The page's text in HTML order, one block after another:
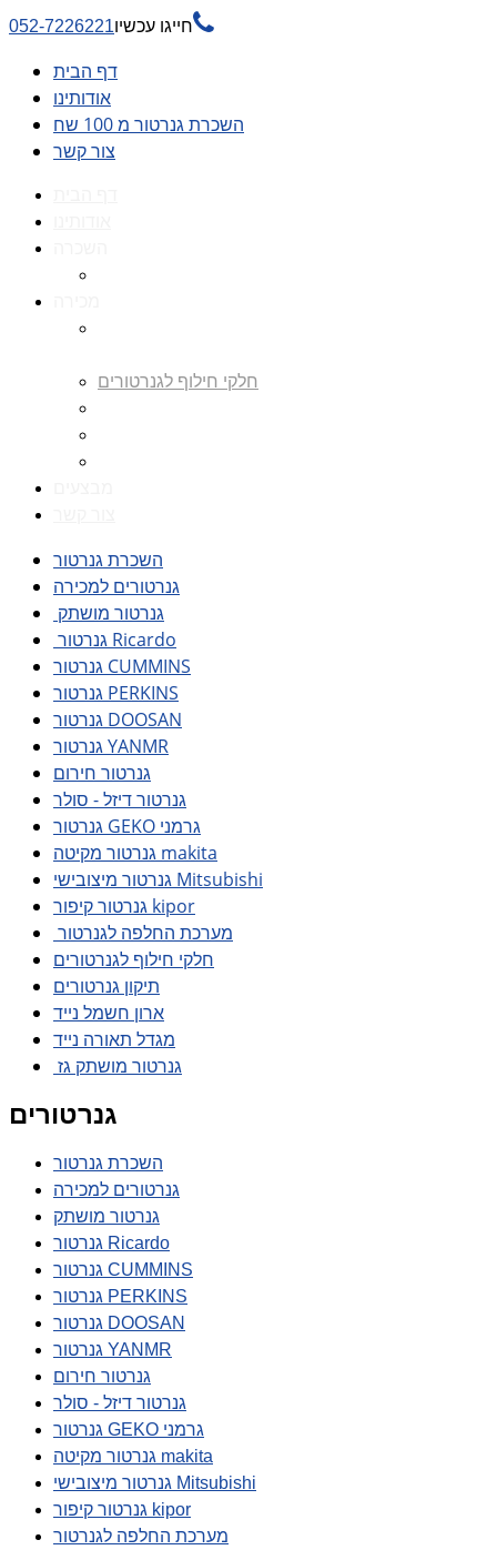
חייגו עכשיו052-7226221 
דף הבית
אודותינו
השכרת גנרטור מ 100 שח
צור קשר
חלקי חילוף לגנרטורים
השכרת גנרטור
גנרטורים למכירה
גנרטור מושתק
גנרטור Ricardo
גנרטור CUMMINS
גנרטור PERKINS
גנרטור DOOSAN
גנרטור YANMR
גנרטור חירום
גנרטור דיזל - סולר
גנרטור GEKO גרמני
גנרטור מקיטה makita
גנרטור מיצובישי Mitsubishi
גנרטור קיפור kipor
מערכת החלפה לגנרטור
חלקי חילוף לגנרטורים
תיקון גנרטורים
ארון חשמל נייד
מגדל תאורה נייד
גנרטור מושתק גז
גנרטורים
השכרת גנרטור
גנרטורים למכירה
גנרטור מושתק
גנרטור Ricardo
גנרטור CUMMINS
גנרטור PERKINS
גנרטור DOOSAN
גנרטור YANMR
גנרטור חירום
גנרטור דיזל - סולר
גנרטור GEKO גרמני
גנרטור מקיטה makita
גנרטור מיצובישי Mitsubishi
גנרטור קיפור kipor
מערכת החלפה לגנרטור